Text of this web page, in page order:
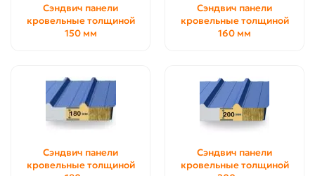
Сэндвич панели
кровельные толщиной
150 мм
Сэндвич панели
кровельные толщиной
160 мм
Сэндвич панели
кровельные толщиной
Сэндвич панели
кровельные толщиной